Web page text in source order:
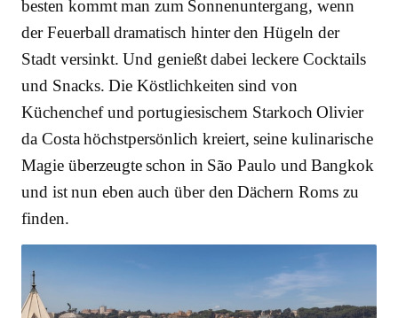
besten kommt man zum Sonnenuntergang, wenn
der Feuerball dramatisch hinter den Hügeln der
Stadt versinkt. Und genießt dabei leckere Cocktails
und Snacks. Die Köstlichkeiten sind von
Küchenchef und portugiesischem Starkoch Olivier
da Costa höchstpersönlich kreiert, seine kulinarische
Magie überzeugte schon in São Paulo und Bangkok
und ist nun eben auch über den Dächern Roms zu
finden.